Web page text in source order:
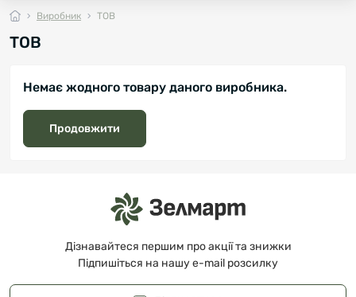
Виробник ТОВ
ТОВ
Немає жодного товару даного виробника.
Продовжити
Дізнавайтеся першим про акції та знижки
Підпишіться на нашу e-mail розсилку